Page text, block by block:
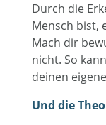
Durch die
Mensch bist,
Mach dir
nicht. So
deinen
Und die